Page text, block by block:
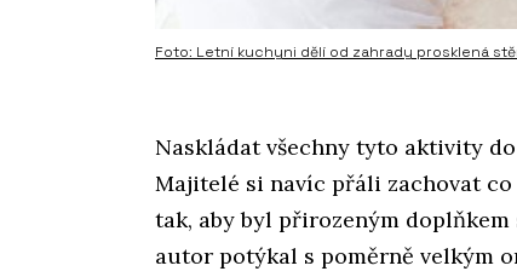
Foto: Letní kuchyni dělí od zahrady prosklená
Naskládat všechny tyto aktivity
Majitelé si navíc přáli zachovat
tak, aby byl přirozeným
autor potýkal s poměrně velkým